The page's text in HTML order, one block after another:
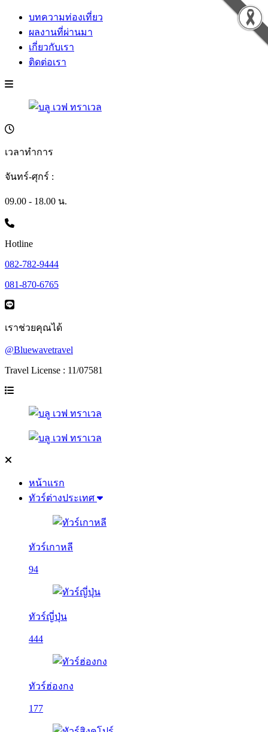
บทความท่องเที่ยว
ผลงานที่ผ่านมา
เกี่ยวกับเรา
ติดต่อเรา
เวลาทำการ
จันทร์-ศุกร์ :
09.00 - 18.00 น.
Hotline
082-782-9444
081-870-6765
เราช่วยคุณได้
@Bluewavetravel
Travel License : 11/07581
หน้าแรก
ทัวร์ต่างประเทศ
ทัวร์เกาหลี
94
ทัวร์ญี่ปุ่น
444
ทัวร์ฮ่องกง
177